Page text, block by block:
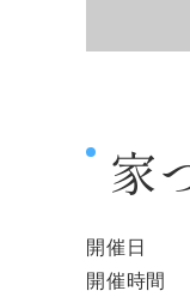
家
開催日
開催時間